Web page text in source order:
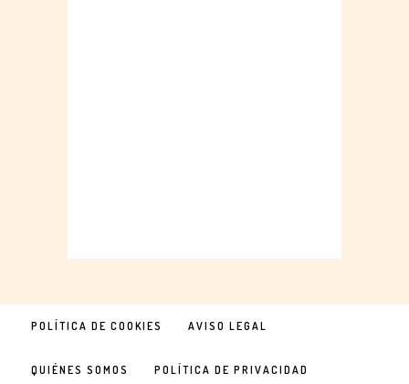
POLÍTICA DE COOKIES AVISO LEGAL
QUIÉNES SOMOS POLÍTICA DE PRIVACIDAD